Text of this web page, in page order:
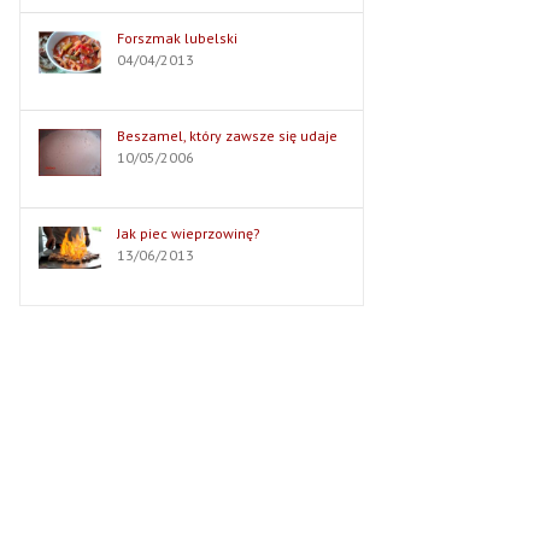
Forszmak lubelski
04/04/2013
Beszamel, który zawsze się udaje
10/05/2006
Jak piec wieprzowinę?
13/06/2013